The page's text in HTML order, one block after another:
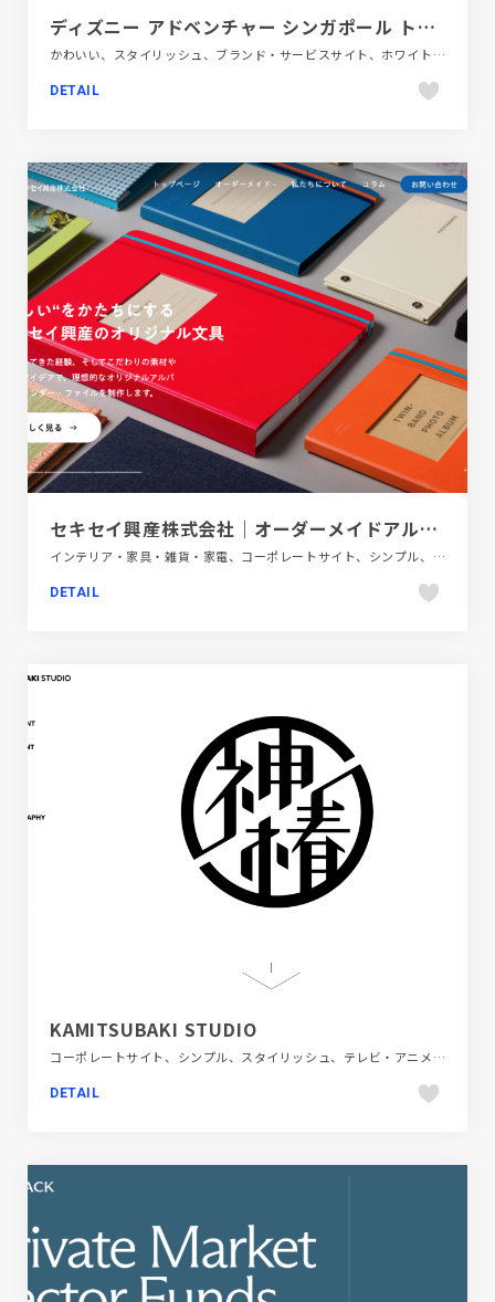
ディズニー アドベンチャー シンガポール トップページ | ディズニークルーズライン
かわいい、スタイリッシュ、ブランド・サービスサイト、ホワイト系、動画が流れる、旅行・ホテル・観光
DETAIL
セキセイ興産株式会社｜オーダーメイドアルバム制作
インテリア・家具・雑貨・家電、コーポレートサイト、シンプル、スタイリッシュ、ホワイト系、大きめ写真
DETAIL
KAMITSUBAKI STUDIO
コーポレートサイト、シンプル、スタイリッシュ、テレビ・アニメ・映画・芸能、デザイン・アート・音楽・文芸、ホワイト系、ポップ、単色・モノクロ
DETAIL